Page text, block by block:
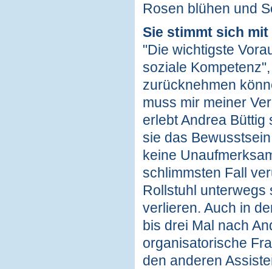
Rosen blühen und
Sie stimmt sich
"Die wichtigste
soziale
zurücknehmen
muss mir meiner
erlebt Andrea
sie das
keine
schlimmsten Fall
Rollstuhl unterwegs
verlieren. Auch in
bis drei Mal nach
organisatorische
den anderen